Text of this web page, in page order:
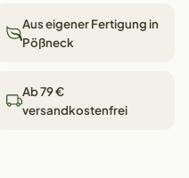
Aus eigener Fertigung in
Pößneck
Ab 79 €
versandkostenfrei